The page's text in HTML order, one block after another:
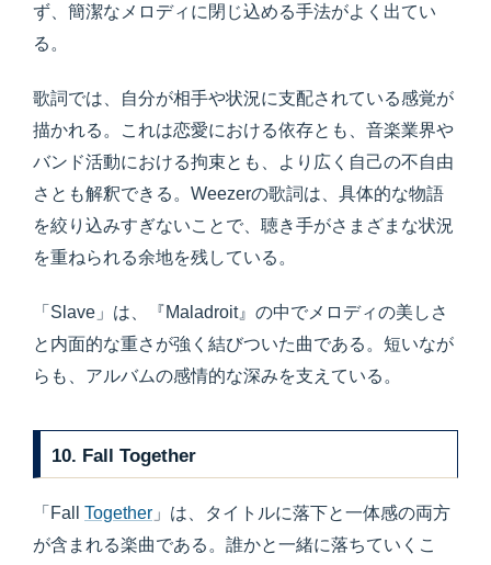
ず、簡潔なメロディに閉じ込める手法がよく出てい
る。
歌詞では、自分が相手や状況に支配されている感覚が
描かれる。これは恋愛における依存とも、音楽業界や
バンド活動における拘束とも、より広く自己の不自由
さとも解釈できる。Weezerの歌詞は、具体的な物語
を絞り込みすぎないことで、聴き手がさまざまな状況
を重ねられる余地を残している。
「Slave」は、『Maladroit』の中でメロディの美しさ
と内面的な重さが強く結びついた曲である。短いなが
らも、アルバムの感情的な深みを支えている。
10. Fall Together
「Fall Together 」は、タイトルに落下と一体感の両方
が含まれる楽曲である。誰かと一緒に落ちていくこ